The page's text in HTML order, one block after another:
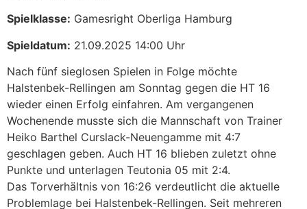
Spielklasse: Gamesright Oberliga Hamburg
Spieldatum: 21.09.2025 14:00 Uhr
Nach fünf sieglosen Spielen in Folge möchte
Halstenbek-Rellingen am Sonntag gegen die HT 16
wieder einen Erfolg einfahren. Am vergangenen
Wochenende musste sich die Mannschaft von Trainer
Heiko Barthel Curslack-Neuengamme mit 4:7
geschlagen geben. Auch HT 16 blieben zuletzt ohne
Punkte und unterlagen Teutonia 05 mit 2:4.
Das Torverhältnis von 16:26 verdeutlicht die aktuelle
Problemlage bei Halstenbek-Rellingen. Seit mehreren